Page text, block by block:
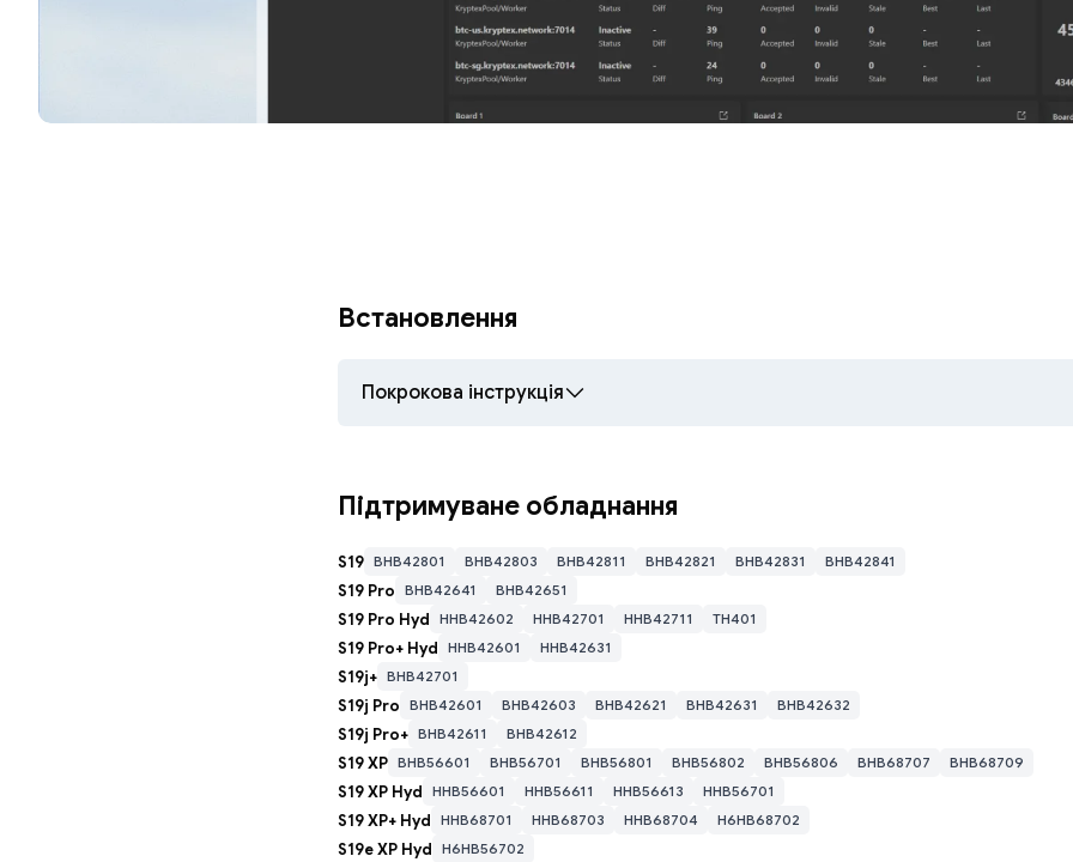
Встановлення
Покрокова інструкція
→ натисніть «OK», потім «Сканувати локальну мережу»
Підтримуване обладнання
S19 BHB42801 BHB42803 BHB42811 BHB42821 BHB42831 BHB42841
S19 Pro BHB42641 BHB42651
S19 Pro Hyd HHB42602 HHB42701 HHB42711 TH401
S19 Pro+ Hyd HHB42601 HHB42631
S19j+ BHB42701
S19j Pro BHB42601 BHB42603 BHB42621 BHB42631 BHB42632
S19j Pro+ BHB42611 BHB42612
S19 XP BHB56601 BHB56701 BHB56801 BHB56802 BHB56806 BHB68707 BHB68709
S19 XP Hyd HHB56601 HHB56611 HHB56613 HHB56701
S19 XP+ Hyd HHB68701 HHB68703 HHB68704 H6HB68702
S19e XP Hyd H6HB56702